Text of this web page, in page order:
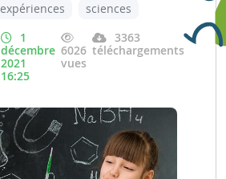
expériences
sciences
1
décembre
2021
16:25
6026
vues
3363
téléchargements